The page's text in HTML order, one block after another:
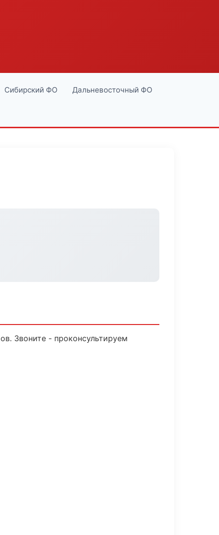
Сибирский ФО Дальневосточный ФО
Звоните - проконсультируем